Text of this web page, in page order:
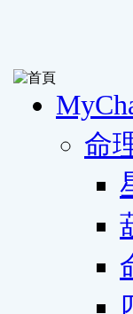
命